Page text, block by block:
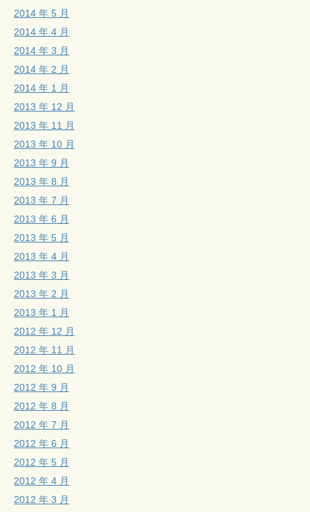
2014 年 5 月
2014 年 4 月
2014 年 3 月
2014 年 2 月
2014 年 1 月
2013 年 12 月
2013 年 11 月
2013 年 10 月
2013 年 9 月
2013 年 8 月
2013 年 7 月
2013 年 6 月
2013 年 5 月
2013 年 4 月
2013 年 3 月
2013 年 2 月
2013 年 1 月
2012 年 12 月
2012 年 11 月
2012 年 10 月
2012 年 9 月
2012 年 8 月
2012 年 7 月
2012 年 6 月
2012 年 5 月
2012 年 4 月
2012 年 3 月